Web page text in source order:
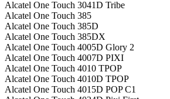
Alcatel One Touch 3041D Tribe
Alcatel One Touch 385
Alcatel One Touch 385D
Alcatel One Touch 385DX
Alcatel One Touch 4005D Glory 2
Alcatel One Touch 4007D PIXI
Alcatel One Touch 4010 TPOP
Alcatel One Touch 4010D TPOP
Alcatel One Touch 4015D POP C1